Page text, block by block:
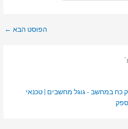
הפוסט הבא ←
כח במחשב - גוגל מחשבים | טכנאי